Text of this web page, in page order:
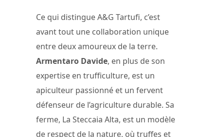
Ce qui distingue A&G Tartufi, c’est
avant tout une collaboration unique
entre deux amoureux de la terre.
Armentaro Davide, en plus de son
expertise en trufficulture, est un
apiculteur passionné et un fervent
défenseur de l’agriculture durable. Sa
ferme, La Steccaia Alta, est un modèle
de respect de la nature, où truffes et